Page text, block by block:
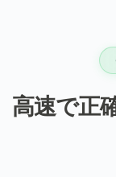
高速で正確